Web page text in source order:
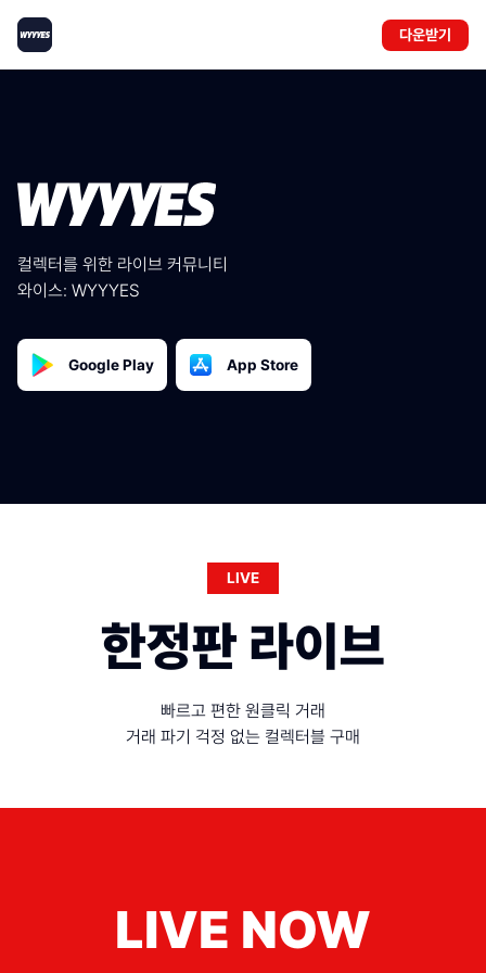
다운받기
컬렉터를 위한 라이브 커뮤니티
와이스: WYYYES
Google Play App Store
LIVE
한정판 라이브
빠르고 편한 원클릭 거래
거래 파기 걱정 없는 컬렉터블 구매
LIVE NOW